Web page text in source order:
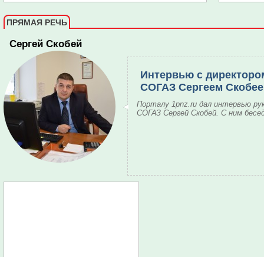
ПРЯМАЯ РЕЧЬ
Сергей Скобей
Интервью с
СОГАЗ Сергеем
Порталу 1pnz.ru дал интервью
СОГАЗ Сергей Скобей. С ним